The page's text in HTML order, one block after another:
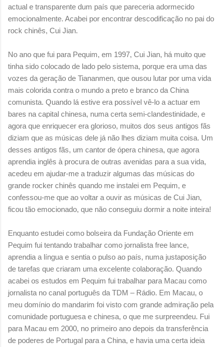
actual e transparente dum país que pareceria adormecido
emocionalmente. Acabei por encontrar descodificação no pai do
rock chinês, Cui Jian.
No ano que fui para Pequim, em 1997, Cui Jian, há muito que
tinha sido colocado de lado pelo sistema, porque era uma das
vozes da geração de Tiananmen, que ousou lutar por uma vida
mais colorida contra o mundo a preto e branco da China
comunista. Quando lá estive era possível vê-lo a actuar em
bares na capital chinesa, numa certa semi-clandestinidade, e
agora que enriquecer era glorioso, muitos dos seus antigos fãs
diziam que as músicas dele já não lhes diziam muita coisa. Um
desses antigos fãs, um cantor de ópera chinesa, que agora
aprendia inglês à procura de outras avenidas para a sua vida,
acedeu em ajudar-me a traduzir algumas das músicas do
grande rocker chinês quando me instalei em Pequim, e
confessou-me que ao voltar a ouvir as músicas de Cui Jian,
ficou tão emocionado, que não conseguiu dormir a noite inteira!
Enquanto estudei como bolseira da Fundação Oriente em
Pequim fui tentando trabalhar como jornalista free lance,
aprendia a língua e sentia o pulso ao país, numa justaposição
de tarefas que criaram uma excelente colaboração. Quando
acabei os estudos em Pequim fui trabalhar para Macau como
jornalista no canal português da TDM – Rádio. Em Macau, o
meu domínio do mandarim foi visto com grande admiração pela
comunidade portuguesa e chinesa, o que me surpreendeu. Fui
para Macau em 2000, no primeiro ano depois da transferência
de poderes de Portugal para a China, e havia uma certa ideia